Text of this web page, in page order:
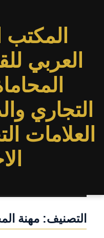
العربي
التجاري
العلامات
التصنيف:مهنة